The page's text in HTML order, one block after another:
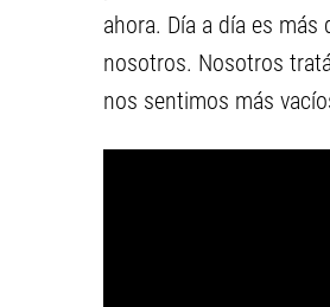
ahora. Día a día es
nosotros. Nosotros
nos sentimos más